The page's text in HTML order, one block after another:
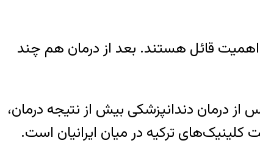
قائل هستند. بعد از درمان هم چند
از درمان دندانپزشکی بیش از نتیجه درمان،
ترکیه در میان ایرانیان است.